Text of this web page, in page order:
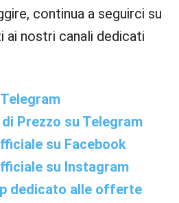
continua a seguirci su
ai nostri canali dedicati
Prezzo su Telegram
su Facebook
su Instagram
dedicato alle offerte